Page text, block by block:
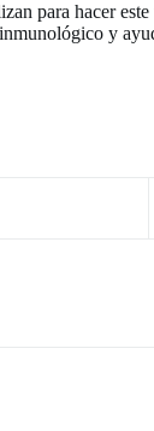
para hacer
y